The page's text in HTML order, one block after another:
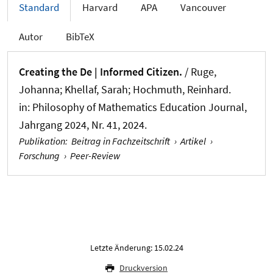
Standard Harvard APA Vancouver
Autor BibTeX
Creating the De | Informed Citizen. / Ruge,
Johanna; Khellaf, Sarah; Hochmuth, Reinhard.
in: Philosophy of Mathematics Education Journal,
Jahrgang 2024, Nr. 41, 2024.
Publikation: Beitrag in Fachzeitschrift › Artikel ›
Forschung › Peer-Review
Letzte Änderung: 15.02.24
Druckversion